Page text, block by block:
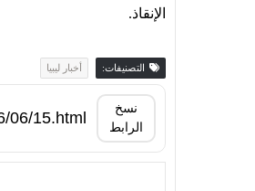
الإنقاذ.
التصنيفات: أخبار ليبيا
نسخ
الرابط